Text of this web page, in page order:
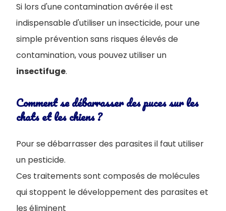
Si lors d'une contamination avérée il est
indispensable d'utiliser un insecticide, pour une
simple prévention sans risques élevés de
contamination, vous pouvez utiliser un
insectifuge.
Comment se débarrasser des puces sur les
chats et les chiens ?
Pour se débarrasser des parasites il faut utiliser
un pesticide.
Ces traitements sont composés de molécules
qui stoppent le développement des parasites et
les éliminent